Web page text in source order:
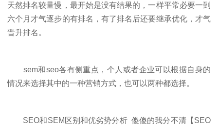
天然排名较量慢，最开始是没有结果的，一样平常必要一到
六个月才气逐步的有排名，有了排名后还要继承优化，才气
晋升排名。
sem和seo各有侧重点，个人或者企业可以根据自身的
情况来选择其中的一种营销方式，也可以两种都选择。
SEO和SEM区别和优劣势分析 傻傻的我分不清【SEO